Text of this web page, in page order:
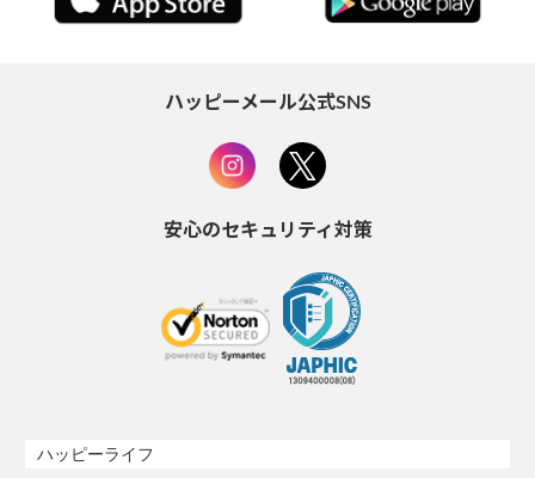
ハッピーメール公式SNS
安心のセキュリティ対策
ハッピーライフ